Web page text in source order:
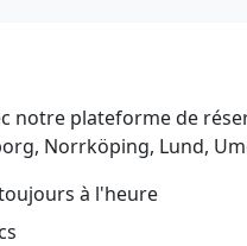
notre plateforme de
Norrköping, Lund,
à l'heure